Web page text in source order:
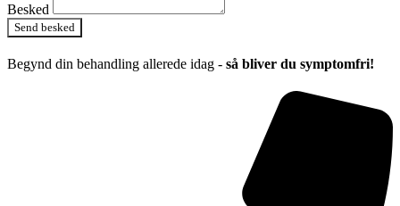
Besked
Send besked
Begynd din behandling allerede idag - så bliver du symptomfri!